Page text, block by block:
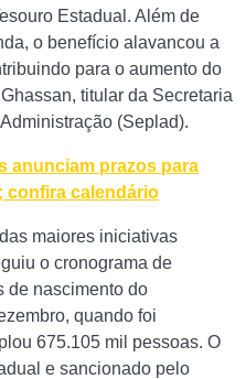
Estadual. Além de
o benefício alavancou a
para o aumento do
titular da Secretaria
(Seplad).
anunciam prazos para
confira calendário
maiores iniciativas
o cronograma de
de nascimento do
quando foi
675.105 mil pessoas. O
e sancionado pelo